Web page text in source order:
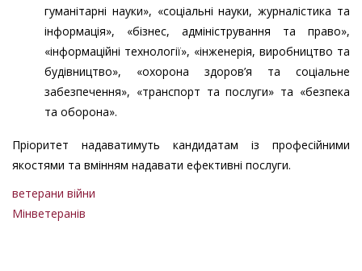
гуманітарні науки», «соціальні науки, журналістика та
інформація», «бізнес, адміністрування та право»,
«інформаційні технології», «інженерія, виробництво та
будівництво», «охорона здоров’я та соціальне
забезпечення», «транспорт та послуги» та «безпека
та оборона».
Пріоритет надаватимуть кандидатам із професійними
якостями та вмінням надавати ефективні послуги.
ветерани війни
Мінветеранів